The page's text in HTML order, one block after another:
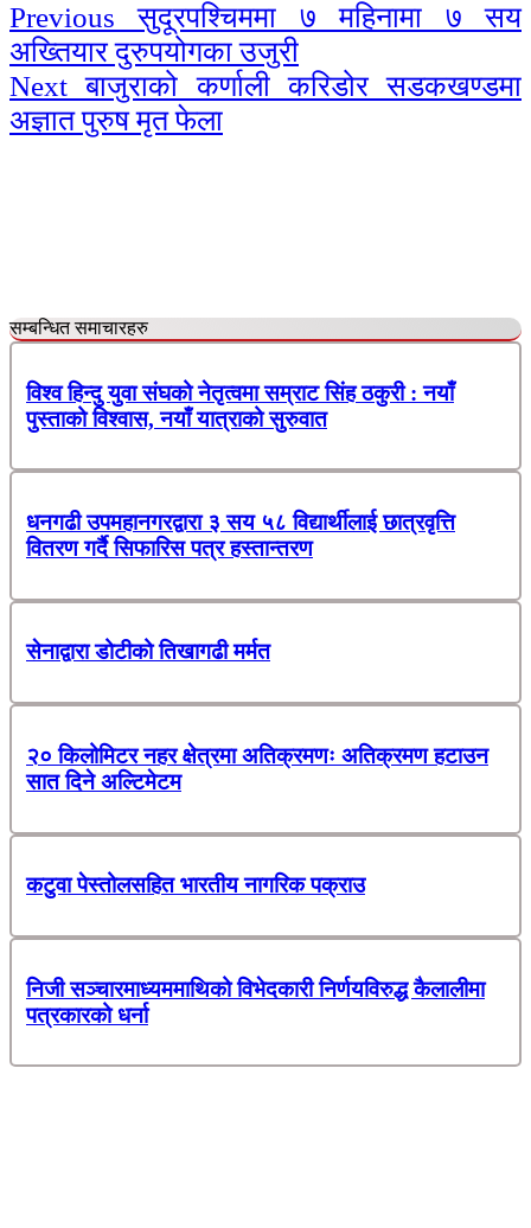
Continue
Reading
Previous सुदूरपश्चिममा ७ महिनामा ७ सय
अख्तियार दुरुपयोगका उजुरी
Next बाजुराको कर्णाली करिडोर सडकखण्डमा
अज्ञात पुरुष मृत फेला
सम्बन्धित समाचारहरु
विश्व हिन्दु युवा संघको नेतृत्वमा सम्राट सिंह ठकुरी : नयाँ
पुस्ताको विश्वास, नयाँ यात्राको सुरुवात
धनगढी उपमहानगरद्वारा ३ सय ५८ विद्यार्थीलाई छात्रवृत्ति
वितरण गर्दै सिफारिस पत्र हस्तान्तरण
सेनाद्वारा डोटीको तिखागढी मर्मत
२० किलोमिटर नहर क्षेत्रमा अतिक्रमणः अतिक्रमण हटाउन
सात दिने अल्टिमेटम
कटुवा पेस्तोलसहित भारतीय नागरिक पक्राउ
निजी सञ्चारमाध्यममाथिको विभेदकारी निर्णयविरुद्ध कैलालीमा
पत्रकारको धर्ना